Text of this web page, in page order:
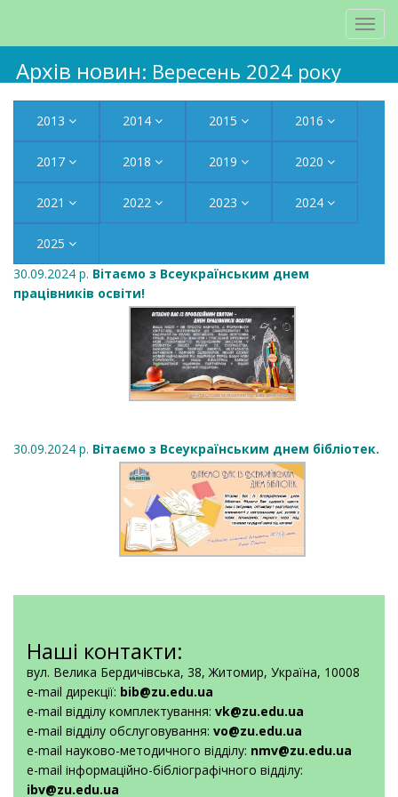
Архів новин: Вересень 2024 року
2013 2014 2015 2016
2017 2018 2019 2020
2021 2022 2023 2024
2025
30.09.2024 р. Вітаємо з Всеукраїнським днем
працівників освіти!
30.09.2024 р. Вітаємо з Всеукраїнським днем бібліотек.
Наші контакти:
вул. Велика Бердичівська, 38, Житомир, Україна, 10008
e-mail дирекції: bib@zu.edu.ua
e-mail відділу комплектування: vk@zu.edu.ua
e-mail відділу обслуговування: vo@zu.edu.ua
e-mail науково-методичного відділу: nmv@zu.edu.ua
e-mail інформаційно-бібліографічного відділу:
ibv@zu.edu.ua